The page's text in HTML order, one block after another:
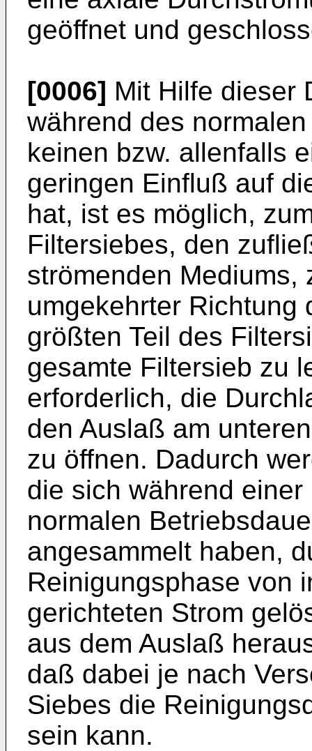
geöffnet und
[0006] Mit Hilfe dieser
während des
keinen bzw. allenfalls
geringen Einfluß auf
hat, ist es möglich,
Filtersiebes, den
strömenden Mediums,
umgekehrter Richtung
größten Teil des
gesamte Filtersieb zu
erforderlich, die
den Auslaß am
zu öffnen. Dadurch
die sich während
normalen
angesammelt haben,
Reinigungsphase von
gerichteten Strom
aus dem Auslaß
daß dabei je nach
Siebes die
sein kann.